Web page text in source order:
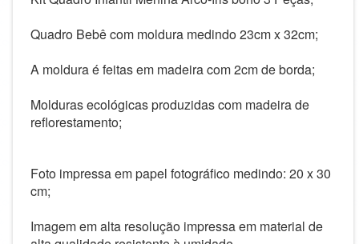
Quadro Bebê com moldura medindo 23cm x 32cm;
A moldura é feitas em madeira com 2cm de borda;
Molduras ecológicas produzidas com madeira de
reflorestamento;
Foto impressa em papel fotográfico medindo: 20 x 30
cm;
Imagem em alta resolução impressa em material de